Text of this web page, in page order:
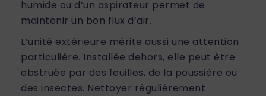
humide ou d’un aspirateur permet de
maintenir un bon flux d’air.
L’unité extérieure mérite aussi une attention
particulière. Installée dehors, elle peut être
obstruée par des feuilles, de la poussière ou
des insectes. Nettoyer régulièrement